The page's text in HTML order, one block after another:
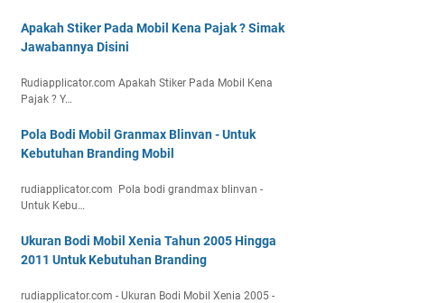
Apakah Stiker Pada Mobil Kena Pajak ? Simak
Jawabannya Disini
Rudiapplicator.com Apakah Stiker Pada Mobil Kena
Pajak ? Y…
Pola Bodi Mobil Granmax Blinvan - Untuk
Kebutuhan Branding Mobil
rudiapplicator.com Pola bodi grandmax blinvan -
Untuk Kebu…
Ukuran Bodi Mobil Xenia Tahun 2005 Hingga
2011 Untuk Kebutuhan Branding
rudiapplicator.com - Ukuran Bodi Mobil Xenia 2005 -